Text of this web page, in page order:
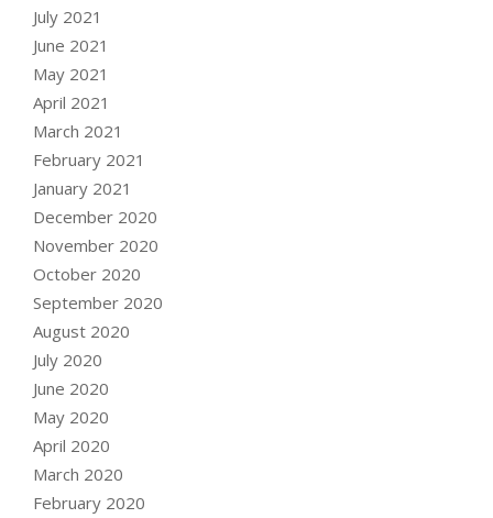
July 2021
June 2021
May 2021
April 2021
March 2021
February 2021
January 2021
December 2020
November 2020
October 2020
September 2020
August 2020
July 2020
June 2020
May 2020
April 2020
March 2020
February 2020